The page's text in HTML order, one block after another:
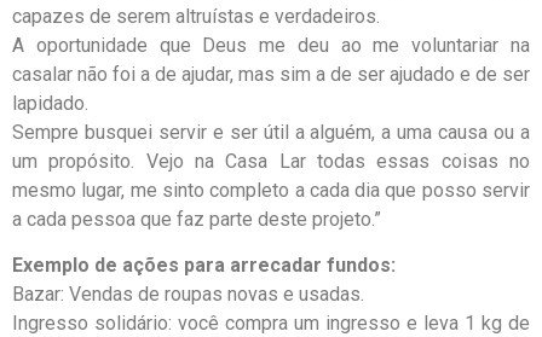
capazes de serem altruístas e verdadeiros.
A oportunidade que Deus me deu ao me voluntariar na
casalar não foi a de ajudar, mas sim a de ser ajudado e de ser
lapidado.
Sempre busquei servir e ser útil a alguém, a uma causa ou a
um propósito. Vejo na Casa Lar todas essas coisas no
mesmo lugar, me sinto completo a cada dia que posso servir
a cada pessoa que faz parte deste projeto.”
Exemplo de ações para arrecadar fundos:
Bazar: Vendas de roupas novas e usadas.
Ingresso solidário: você compra um ingresso e leva 1 kg de